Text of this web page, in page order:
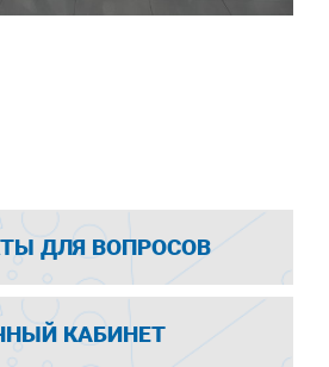
ДЛЯ ВОПРОСОВ
КАБИНЕТ